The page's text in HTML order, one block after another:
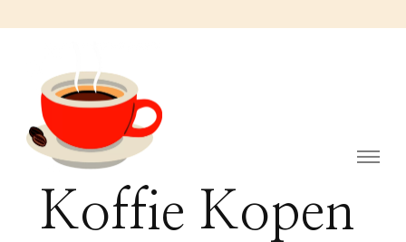
Koffie Kopen